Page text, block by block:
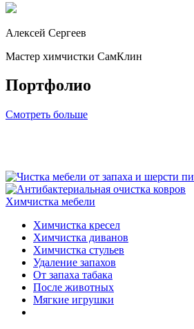
Алексей Сергеев
Мастер химчистки СамКлин
Портфолио
Смотреть больше
Химчистка мебели
Химчистка кресел
Химчистка диванов
Химчистка стульев
Удаление запахов
От запаха табака
После животных
Мягкие игрушки